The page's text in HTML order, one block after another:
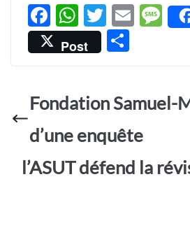
F
ac
e
o
o
k
W
h
at
A
p
p
T
w
itt
E
M
es
e
Post
g
er
Fondation Samuel-
d’une enquête
l’ASUT défend la